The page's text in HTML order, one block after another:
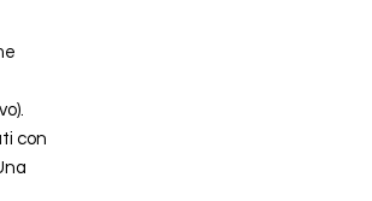
con